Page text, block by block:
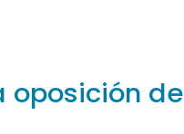
oposición de